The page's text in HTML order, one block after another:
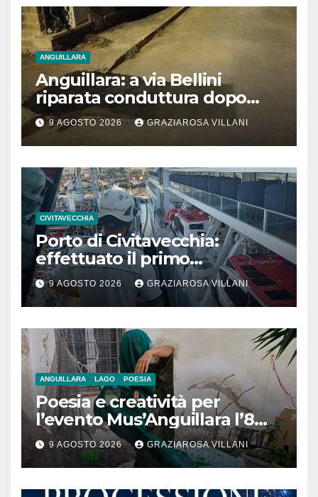
ANGUILLARA
Anguillara: a via Bellini
riparata conduttura dopo
segnalazione IdD
9 AGOSTO 2026 GRAZIAROSA VILLANI
CIVITAVECCHIA
Porto di Civitavecchia:
effettuato il primo
rifornimento di GNL ad una
nave da crociera
9 AGOSTO 2026 GRAZIAROSA VILLANI
ANGUILLARA LAGO POESIA
Poesia e creatività per
l’evento Mus’Anguillara l’8
agosto 2026 al Museo
Contadino
9 AGOSTO 2026 GRAZIAROSA VILLANI